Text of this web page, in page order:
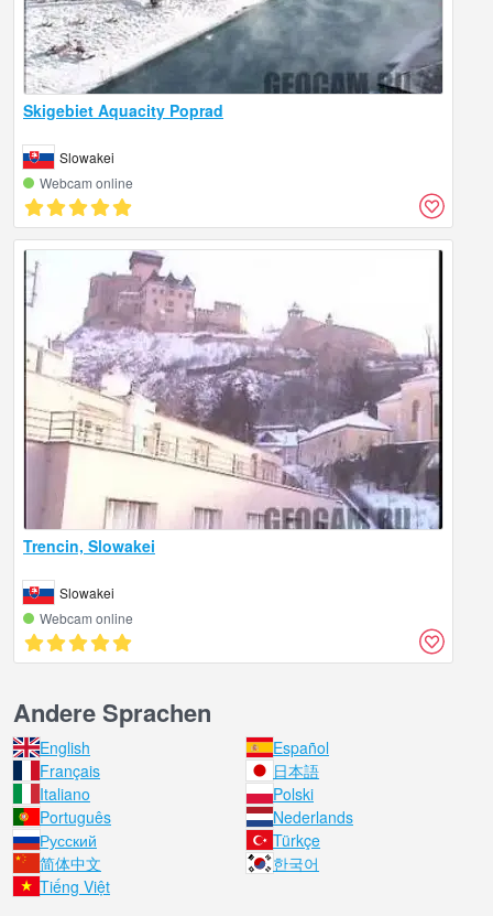
Skigebiet Aquacity Poprad
Slowakei
Webcam online
Trencin, Slowakei
Slowakei
Webcam online
Andere Sprachen
English
Español
Français
日本語
Italiano
Polski
Português
Nederlands
Русский
Türkçe
简体中文
한국어
Tiếng Việt